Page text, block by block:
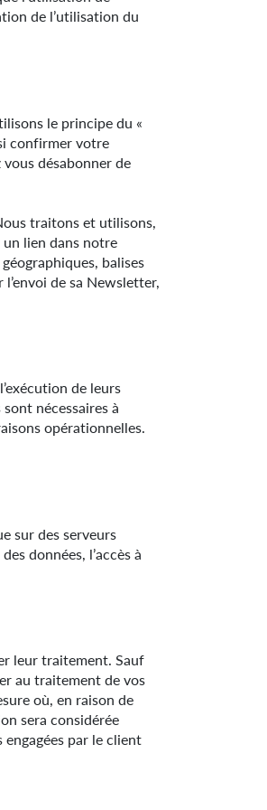
de l’utilisation du
le principe du «
confirmer votre
désabonner de
traitons et utilisons,
lien dans notre
balises
de sa Newsletter,
de leurs
nécessaires à
opérationnelles.
sur des serveurs
données, l’accès à
leur traitement. Sauf
au traitement de vos
où, en raison de
sera considérée
par le client